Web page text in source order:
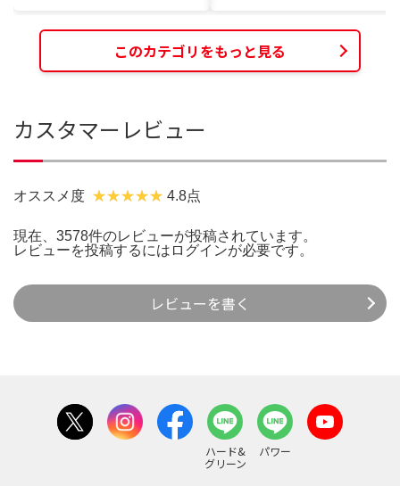
このカテゴリをもっと見る
カスタマーレビュー
オススメ度 4.8点
現在、3578件のレビューが投稿されています。
レビューを投稿するには ログインが必要です。
レビューを書く
ハード&
グリーン
パワー